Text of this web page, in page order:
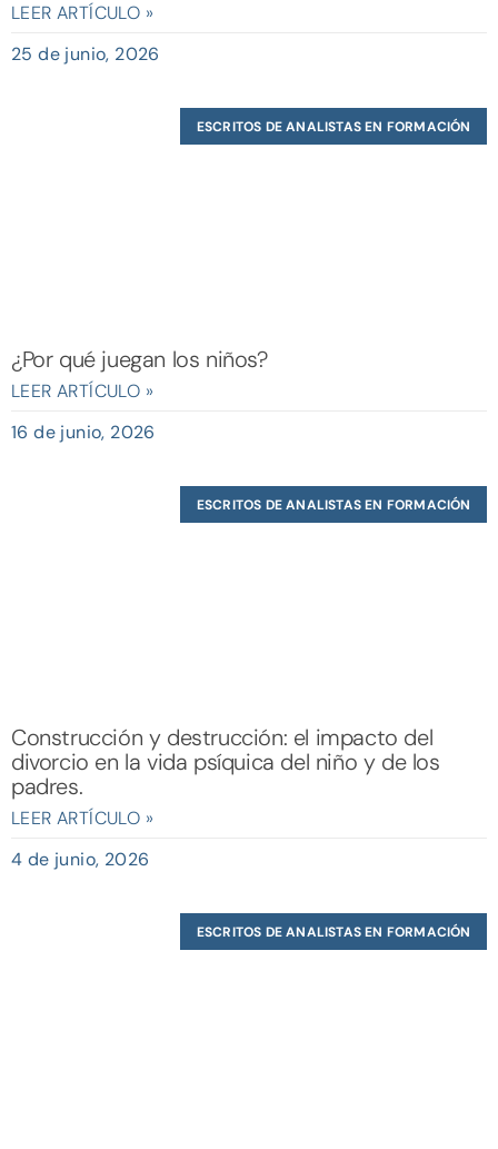
LEER ARTÍCULO »
25 de junio, 2026
ESCRITOS DE ANALISTAS EN FORMACIÓN
¿Por qué juegan los niños?
LEER ARTÍCULO »
16 de junio, 2026
ESCRITOS DE ANALISTAS EN FORMACIÓN
Construcción y destrucción: el impacto del
divorcio en la vida psíquica del niño y de los
padres.
LEER ARTÍCULO »
4 de junio, 2026
ESCRITOS DE ANALISTAS EN FORMACIÓN